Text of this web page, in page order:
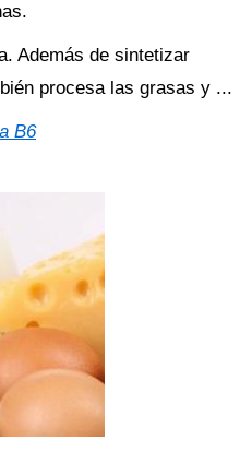
Además de sintetizar
procesa las grasas y ...
B6